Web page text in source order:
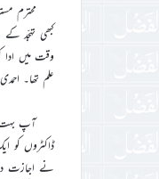
محترم
کبھی تہجّد
وقت میں ادا
علم تھا۔
آپ بہت
ڈاکٹروں کو